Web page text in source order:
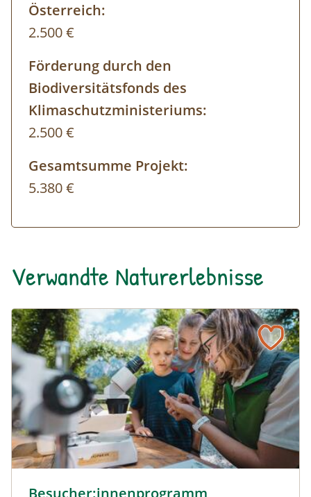
Österreich:
2.500 €
Förderung durch den
Biodiversitätsfonds des
Klimaschutzministeriums:
2.500 €
Gesamtsumme Projekt:
5.380 €
Verwandte Naturerlebnisse